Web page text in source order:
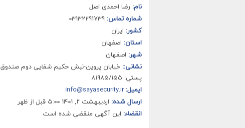
نام: رضا احمدی اصل
شماره تماس:
کشور: ایران
استان: اصفهان
شهر: اصفهان
نشانی:: خيابان پروین-نبش حکیم شفایی دوم صندوق
پستي: 81985/155
ایمیل: info@sayasecurity.ir
ارسال شده: اردیبهشت ۲, ۱۴۰۱ ۵:۰۰ قبل از ظهر
انقضاء: این آگهی منقضی شده است